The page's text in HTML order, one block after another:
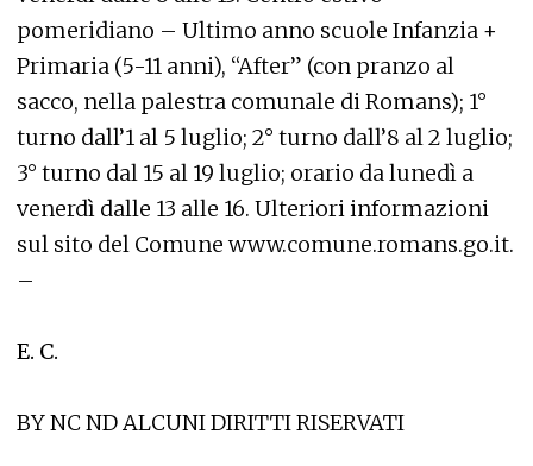
pomeridiano – Ultimo anno scuole Infanzia +
Primaria (5-11 anni), “After” (con pranzo al
sacco, nella palestra comunale di Romans); 1°
turno dall’1 al 5 luglio; 2° turno dall’8 al 2 luglio;
3° turno dal 15 al 19 luglio; orario da lunedì a
venerdì dalle 13 alle 16. Ulteriori informazioni
sul sito del Comune www.comune.romans.go.it.
–
E. C.
BY NC ND ALCUNI DIRITTI RISERVATI